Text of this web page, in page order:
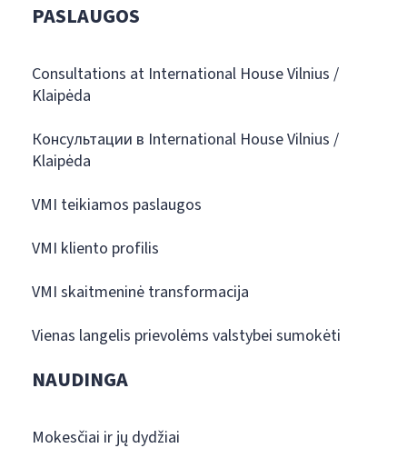
PASLAUGOS
Consultations at International House Vilnius /
Klaipėda
Консультации в International House Vilnius /
Klaipėda
VMI teikiamos paslaugos
VMI kliento profilis
VMI skaitmeninė transformacija
Vienas langelis prievolėms valstybei sumokėti
NAUDINGA
Mokesčiai ir jų dydžiai